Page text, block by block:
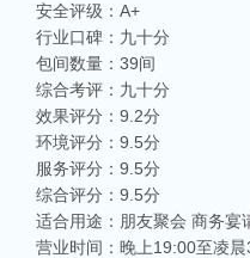
相关推荐
昆山ktv夜场哪里好玩-昆山八
昆山天外天KTV以其优雅的环境和
安全评级：A+
行业口碑：九十分
包间数量：39间
综合考评：九十分
效果评分：9.2分
环境评分：9.5分
服务评分：9.5分
综合评分：9.5分
适合用途：朋友聚会 商务宴
营业时间：晚上19:00至凌